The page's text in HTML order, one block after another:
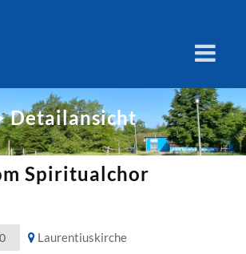
Detailansicht
Spiritualchor
Laurentiuskirche